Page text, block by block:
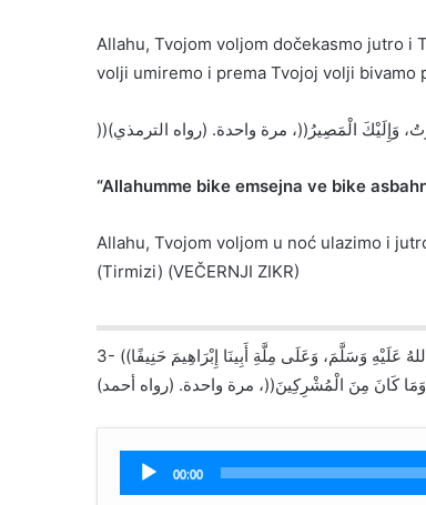
Allahu, Tvojom voljom dočekasmo jutro i
volji umiremo i prema Tvojoj volji bivamo
وَإِلَيْكَ الْمَصِيرُ((، مرة واحدة. (رواه الترمذي)
“Allahumme bike emsejna ve bike
Allahu, Tvojom voljom u noć ulazimo i
(Tirmizi) (VEČERNJI ZIKR)
3- ((أَصْبَحْنَا عَلَى فِطْرَةِ الْإِسْلَامِ، وَعَلَى كَلِمَةِ الْإِخْلَاصِ، وَعَلَى دِينِ نَبِيِّنَا مُحَمَّدٍ صَلَّى اللهُ عَلَيْهِ وَسَلَّمَ، وَعَلَى مِلَّةِ أَبِينَا إِبْرَاهِيمَ حَنِيفًا
كَانَ مِنَ الْمُشْرِكِينَ((، مرة واحدة. (رواه أحمد)
Audio
Player
00:00